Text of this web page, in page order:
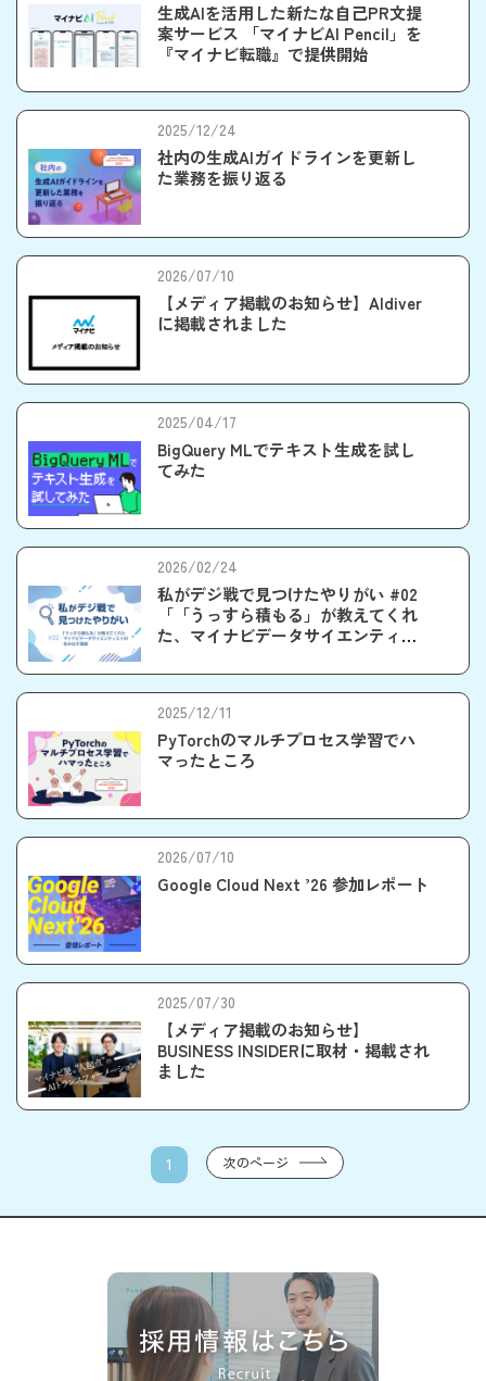
生成AIを活用した新たな自己PR文提
案サービス 「マイナビAI Pencil」を
『マイナビ転職』で提供開始
2025/12/24
社内の生成AIガイドラインを更新し
た業務を振り返る
2026/07/10
【メディア掲載のお知らせ】AIdiver
に掲載されました
2025/04/17
BigQuery MLでテキスト生成を試し
てみた
2026/02/24
私がデジ戦で見つけたやりがい #02
「「うっすら積もる」が教えてくれ
た、マイナビデータサイエンティス
2025/12/11
PyTorchのマルチプロセス学習でハ
マったところ
2026/07/10
Google Cloud Next ’26 参加レポート
2025/07/30
【メディア掲載のお知らせ】
BUSINESS INSIDERに取材・掲載され
ました
1 次のページ